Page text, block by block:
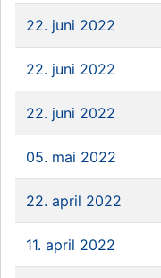
22. juni 2022
22. juni 2022
22. juni 2022
05. mai 2022
22. april 2022
11. april 2022